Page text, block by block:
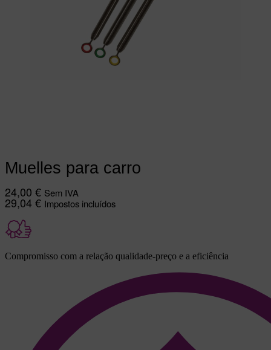
Muelles para carro
24,00 € Sem IVA
29,04€ Impostos incluídos
Compromisso com a relação qualidade-preço e a eficiência